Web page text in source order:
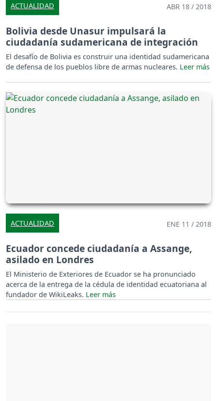
ACTUALIDAD ABR 18 / 2018
Bolivia desde Unasur impulsará la
ciudadanía sudamericana de integración
El desafío de Bolivia es construir una identidad sudamericana
de defensa de los pueblos libre de armas nucleares.
ACTUALIDAD ENE 11 / 2018
Ecuador concede ciudadanía a Assange,
asilado en Londres
El Ministerio de Exteriores de Ecuador se ha pronunciado
acerca de la entrega de la cédula de identidad ecuatoriana al
fundador de WikiLeaks.